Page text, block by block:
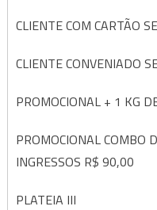
CLIENTE COM CARTÃO
CLIENTE CONVENIADO
PROMOCIONAL + 1 KG
PROMOCIONAL COMBO
INGRESSOS R$ 90,00
PLATEIA III